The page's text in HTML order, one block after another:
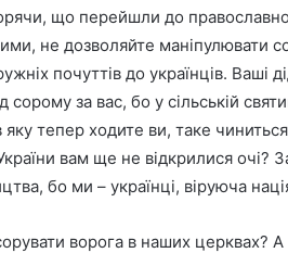
що перейшли до
не дозволяйте маніпулювати
почуттів до українців. Ваші
за вас, бо у сільській
тепер ходите ви, таке
вам ще не відкрилися очі?
бо ми – українці, віруюча
ворога в наших церквах? А